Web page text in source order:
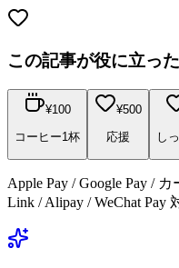
この記事が役に立っ
¥100
コーヒー1杯
¥500
応援
し
Apple Pay / Google Pay /
Link / Alipay / WeChat Pay